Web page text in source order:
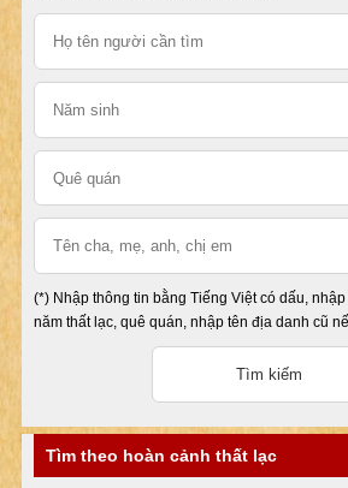
(*) Nhập thông tin bằng Tiếng Việt có dấu,
năm thất lạc, quê quán, nhập tên địa danh cũ
Tìm theo hoàn cảnh thất lạc